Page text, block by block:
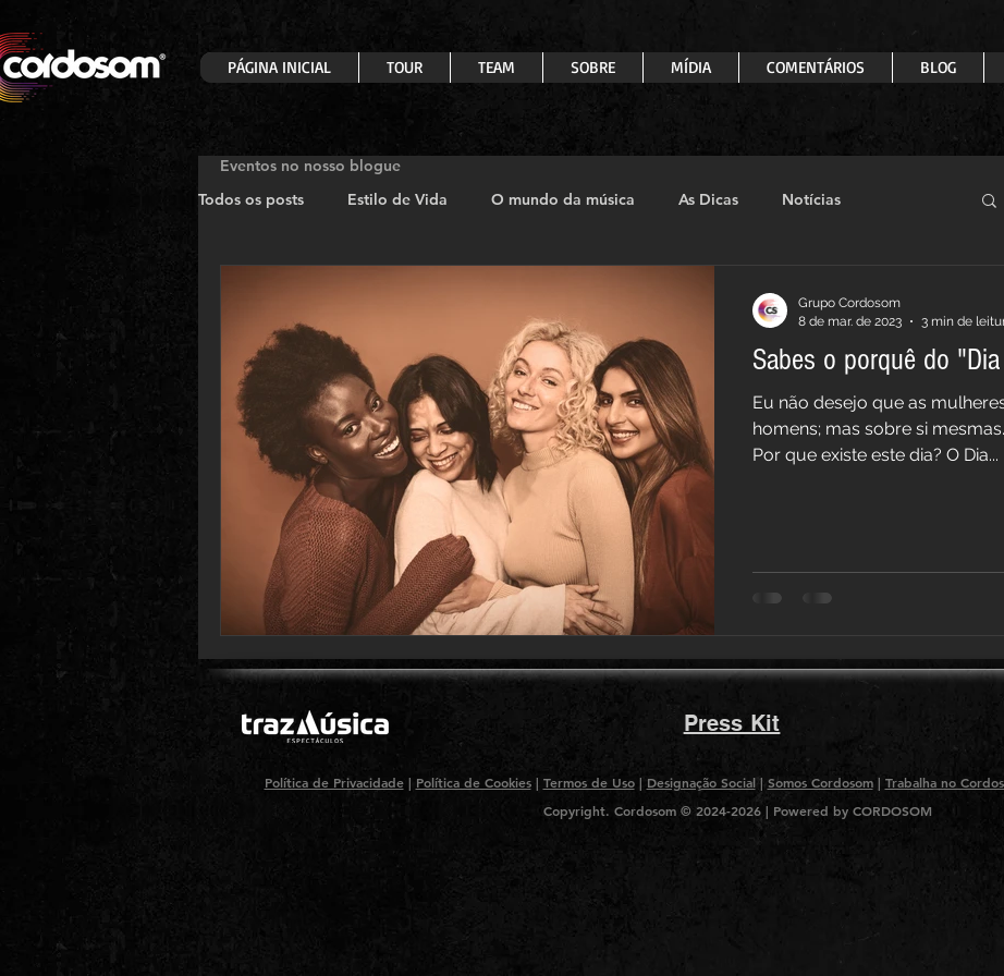
PÁGINA INICIAL TOUR TEAM SOBRE MÍDIA COMENTÁRIOS BLOG
Todos os posts Estilo de Vida O mundo da música As Dicas Notícias
Sabes o porquê do
Eu não desejo que as
homens; mas sobre si
Por que existe este dia? O Dia...
Grupo Cordosom
8 de mar. de 2023
3 min de
Eventos no nosso blogue
Press Kit
Política de Privacidade| Política de Cookies| Termos de Uso| Designação Social| Somos Cordosom| Trabalha no
Copyright. Cordosom © 2024-2026 | Powered by CORDOSOM